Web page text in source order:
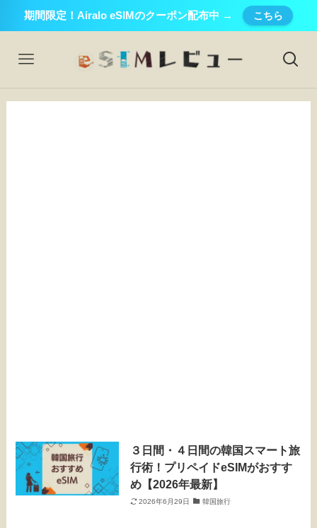
期間限定！Airalo eSIMのクーポン配布中 → こちら
３日間・４日間の韓国スマート旅
行術！プリペイドeSIMがおすす
め【2026年最新】
2026年6月29日 韓国旅行